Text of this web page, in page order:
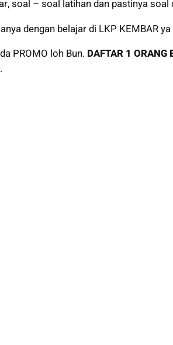
soal – soal latihan dan pastinya
dengan belajar di LKP KEMBAR ya
PROMO loh Bun. DAFTAR 1 ORANG